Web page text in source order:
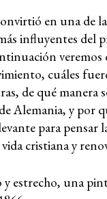
en una de
influyentes del
veremos
cuáles
de qué manera
Alemania, y por
para pensar
cristiana y